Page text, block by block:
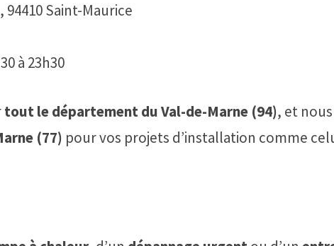
Saint-Maurice
à 23h30
tout le département du Val-de-Marne (94), et nous
(77) pour vos projets d’installation comme